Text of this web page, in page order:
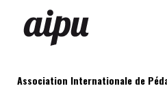
contenu
Association Internationale de